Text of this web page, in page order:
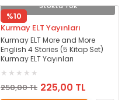
Stokta Yok
%10
Kurmay ELT Yayınları
Kurmay ELT More and More
English 4 Stories (5 Kitap Set)
Kurmay ELT Yayınları
250,00 TL 225,00 TL